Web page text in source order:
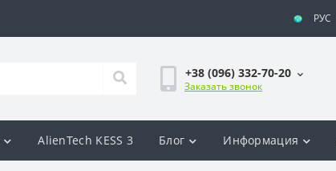
РУС
+38 (096) 332-70-20
Заказать звонок
AlienTech KESS 3 Блог Информация